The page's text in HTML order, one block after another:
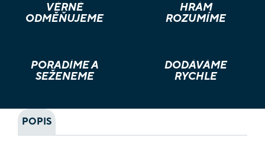
VĚRNÉ
ODMĚŇUJEME
HRÁM
ROZUMÍME
PORADÍME A
SEŽENEME
DODÁVÁME
RYCHLE
POPIS